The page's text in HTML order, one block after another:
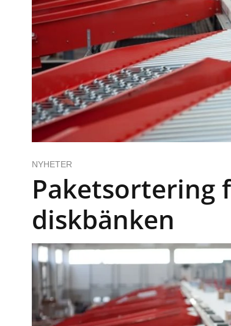
NYHETER
Paketsortering
diskbänken